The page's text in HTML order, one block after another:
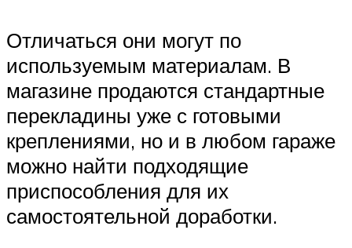
Отличаться они могут по
используемым материалам. В
магазине продаются стандартные
перекладины уже с готовыми
креплениями, но и в любом гараже
можно найти подходящие
приспособления для их
самостоятельной доработки.